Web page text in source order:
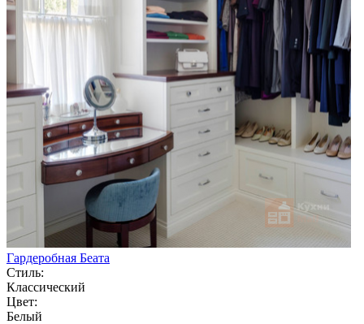
Гардеробная Беата
Стиль:
Классический
Цвет:
Белый